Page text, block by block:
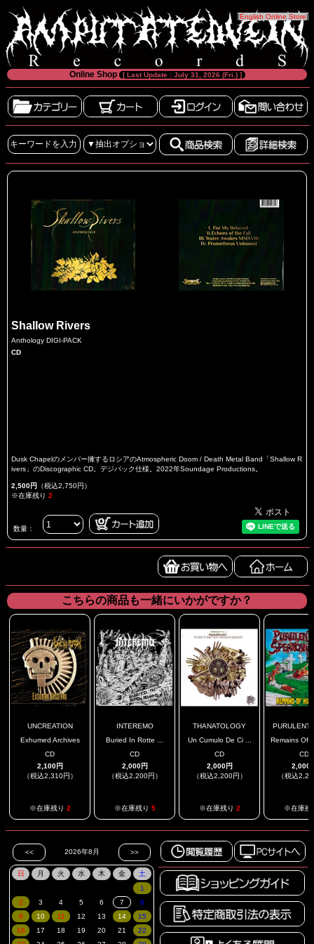
[English Online Store]
Online Shop [ Last Update : July 31, 2026 (Fri.) ]
Shallow Rivers
Anthology DIGI-PACK
CD
Dusk Chapelのメンバー擁するロシアのAtmospheric Doom / Death Metal Band「Shallow R
ivers」のDiscographic CD。デジパック仕様。2022年Soundage Productions。
2,500円 （税込2,750円）
※在庫残り 2
数量：
こちらの商品も一緒にいかがですか？
UNCREATION
Exhumed Archives
CD
2,100円
（税込2,310円）
※在庫残り 2
INTEREMO
Buried In Rotte ...
CD
2,000円
（税込2,200円）
※在庫残り 5
THANATOLOGY
Un Cumulo De Ci ...
CD
2,000円
（税込2,200円）
※在庫残り 2
PURULENT
Remains Of
CD
2,000
（税込
※在庫残